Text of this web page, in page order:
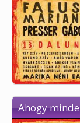
Ahogy